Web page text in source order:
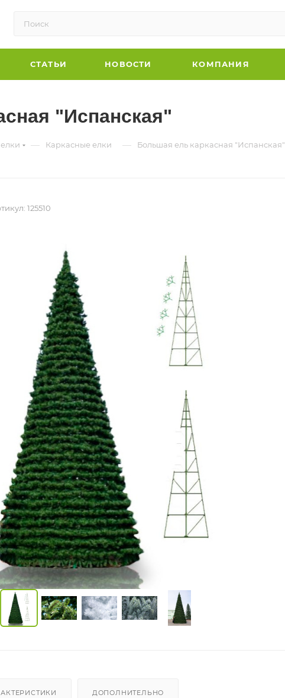
СТАТЬИ НОВОСТИ КОМПАНИЯ
"Испанская"
— Каркасные елки — Большая ель каркасная "Испанская"
125510
ДОПОЛНИТЕЛЬНО